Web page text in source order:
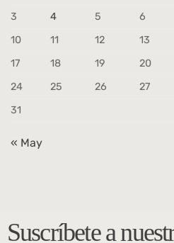
3
4 5 6
10
11 12 13
17
18 19 20
24
25 26 27
31
« May
Suscríbete a